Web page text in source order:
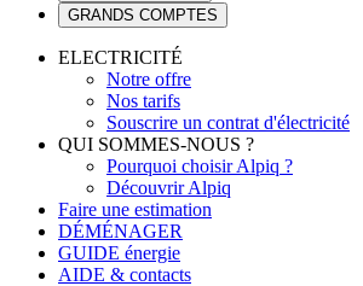
GRANDS COMPTES
ELECTRICITÉ
Notre offre
Nos tarifs
Souscrire un contrat d'électricité
QUI SOMMES-NOUS ?
Pourquoi choisir Alpiq ?
Découvrir Alpiq
Faire une estimation
DÉMÉNAGER
GUIDE énergie
AIDE & contacts